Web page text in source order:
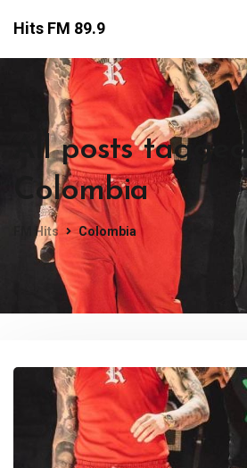
Hits FM 89.9
All posts tagged:
Colombia
FM Hits Colombia